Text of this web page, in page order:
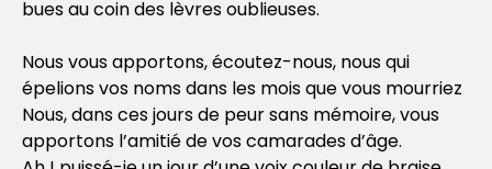
bues au coin des lèvres oublieuses.
Nous vous apportons, écoutez-nous, nous qui
épelions vos noms dans les mois que vous mourriez
Nous, dans ces jours de peur sans mémoire, vous
apportons l’amitié de vos camarades d’âge.